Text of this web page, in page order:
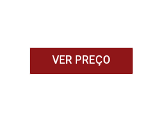
VER PREÇO